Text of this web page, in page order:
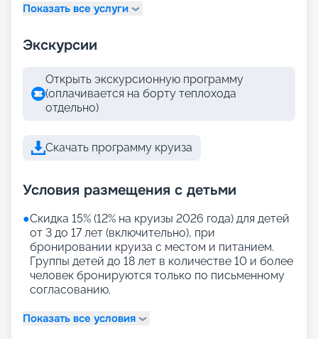
Показать все услуги
Экскурсии
Открыть экскурсионную программу
(оплачивается на борту теплохода
отдельно)
Скачать программу круиза
Условия размещения с детьми
●Скидка 15% (12% на круизы 2026 года) для детей
от 3 до 17 лет (включительно), при
бронировании круиза с местом и питанием.
Группы детей до 18 лет в количестве 10 и более
человек бронируются только по письменному
согласованию.
Показать все условия